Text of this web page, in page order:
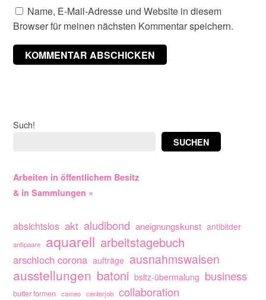
Name, E-Mail-Adresse und Website in diesem
Browser für meinen nächsten Kommentar speichern.
Such!
SUCHEN
Arbeiten in öffentlichem Besitz
& in Sammlungen »
absichtslos akt aludibond aneignungskunst antibilder
antipaare aquarell arbeitstagebuch
arschloch corona aufträge ausnahmswaisen
ausstellungen batoni bsltz-übermalung business
butter formen cameo centerjob collaboration